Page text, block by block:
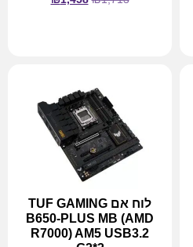
לוח אם TUF GAMING
B650-PLUS MB (AMD
R7000) AM5 USB3.2